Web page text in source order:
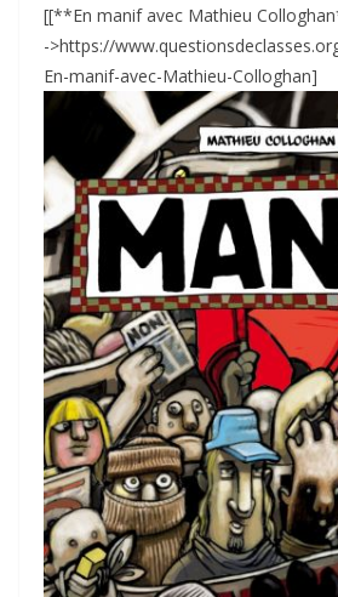
[[**En manif avec Mathieu
->https://
En-manif-avec-Mathieu-Colloghan]